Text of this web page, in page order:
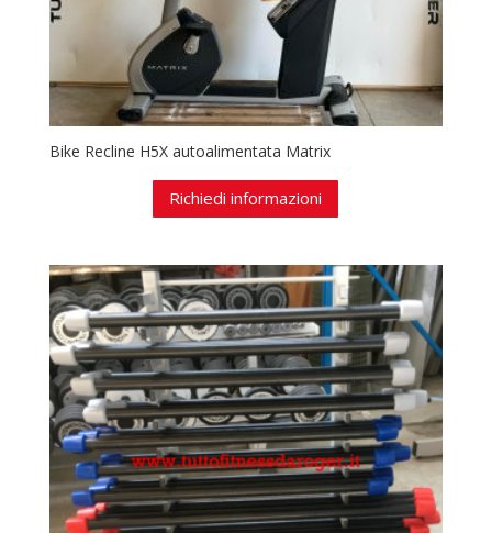
Bike Recline H5X autoalimentata Matrix
Richiedi informazioni